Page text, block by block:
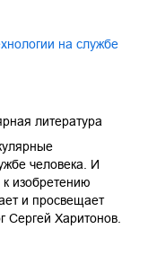
на службе
литература
человека. И
изобретению
и просвещает
Сергей Харитонов.